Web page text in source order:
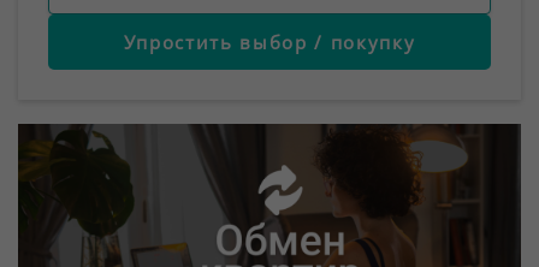
Упростить выбор / покупку